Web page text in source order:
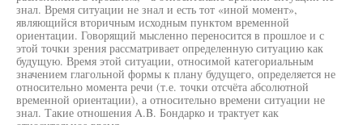
знал. Время ситуации не знал и есть тот «иной момент»,
являющийся вторичным исходным пунктом временной
ориентации. Говорящий мысленно переносится в прошлое и с
этой точки зрения рассматривает определенную ситуацию как
будущую. Время этой ситуации, относимой категориальным
значением глагольной формы к плану будущего, определяется не
относительно момента речи (т.е. точки отсчёта абсолютной
временной ориентации), а относительно времени ситуации не
знал. Такие отношения A.B. Бондарко и трактует как